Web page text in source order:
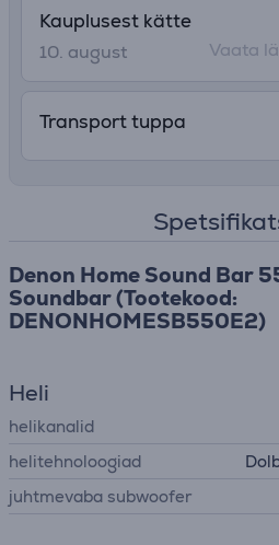
Kauplusest kätte
10. august
Vaata
Transport tuppa
Denon Home Sound Bar
Soundbar (Tootekood:
DENONHOMESB550E2)
Heli
helikanalid
helitehnoloogiad
juhtmevaba subwoofer